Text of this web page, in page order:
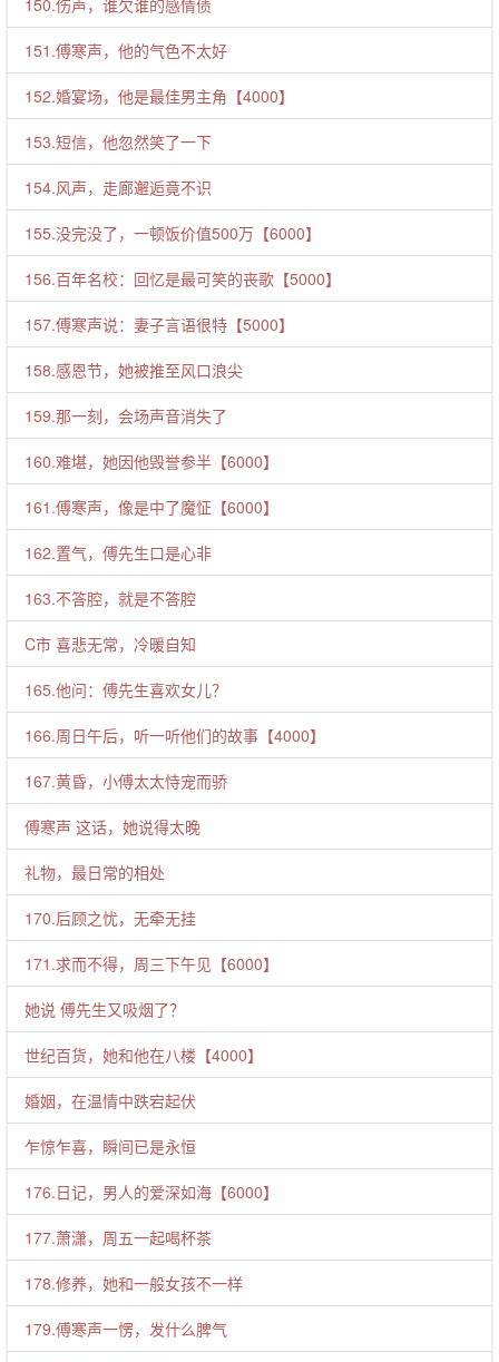
150.伤声，谁欠谁的感情债
151.傅寒声，他的气色不太好
152.婚宴场，他是最佳男主角【4000】
153.短信，他忽然笑了一下
154.风声，走廊邂逅竟不识
155.没完没了，一顿饭价值500万【6000】
156.百年名校：回忆是最可笑的丧歌【5000】
157.傅寒声说：妻子言语很特【5000】
158.感恩节，她被推至风口浪尖
159.那一刻，会场声音消失了
160.难堪，她因他毁誉参半【6000】
161.傅寒声，像是中了魔怔【6000】
162.置气，傅先生口是心非
163.不答腔，就是不答腔
C市 喜悲无常，冷暖自知
165.他问：傅先生喜欢女儿？
166.周日午后，听一听他们的故事【4000】
167.黄昏，小傅太太恃宠而骄
傅寒声 这话，她说得太晚
礼物，最日常的相处
170.后顾之忧，无牵无挂
171.求而不得，周三下午见【6000】
她说 傅先生又吸烟了？
世纪百货，她和他在八楼【4000】
婚姻，在温情中跌宕起伏
乍惊乍喜，瞬间已是永恒
176.日记，男人的爱深如海【6000】
177.萧潇，周五一起喝杯茶
178.修养，她和一般女孩不一样
179.傅寒声一愣，发什么脾气